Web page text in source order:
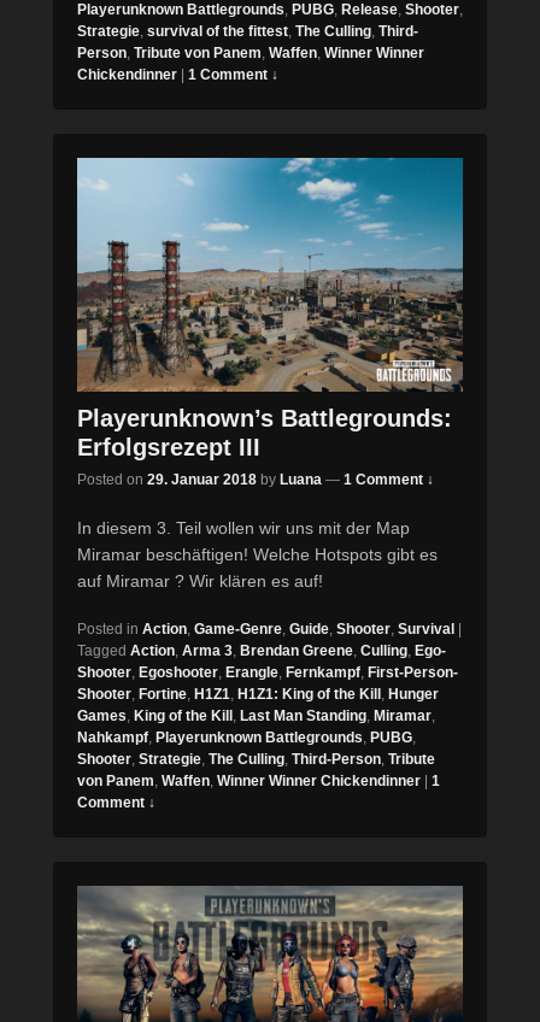
Playerunknown Battlegrounds, PUBG, Release, Shooter,
Strategie, survival of the fittest, The Culling, Third-
Person, Tribute von Panem, Waffen, Winner Winner
Chickendinner
1 Comment ↓
Playerunknown’s Battlegrounds:
Erfolgsrezept III
Posted on 29. Januar 2018 by Luana — 1 Comment ↓
In diesem 3. Teil wollen wir uns mit der Map
Miramar beschäftigen! Welche Hotspots gibt es
auf Miramar ? Wir klären es auf!
Posted in Action, Game-Genre, Guide, Shooter, Survival
Tagged Action, Arma 3, Brendan Greene, Culling, Ego-
Shooter, Egoshooter, Erangle, Fernkampf, First-Person-
Shooter, Fortine, H1Z1, H1Z1: King of the Kill , Hunger
Games, King of the Kill , Last Man Standing, Miramar,
Nahkampf, Playerunknown Battlegrounds, PUBG,
Shooter, Strategie, The Culling, Third-Person, Tribute
von Panem, Waffen, Winner Winner Chickendinner
1
Comment ↓